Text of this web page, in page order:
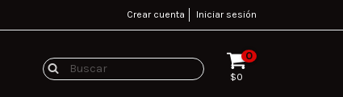
Crear cuenta Iniciar sesión
0
$0